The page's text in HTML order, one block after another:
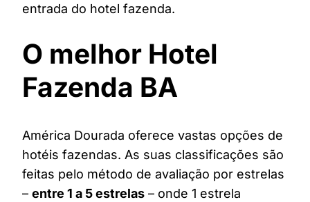
entrada do hotel fazenda.
O melhor Hotel
Fazenda BA
América Dourada oferece vastas opções de
hotéis fazendas. As suas classificações são
feitas pelo método de avaliação por estrelas
– entre 1 a 5 estrelas – onde 1 estrela